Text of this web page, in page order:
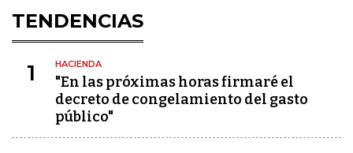
TENDENCIAS
1 HACIENDA
"En las próximas horas firmaré el
decreto de congelamiento del gasto
público"